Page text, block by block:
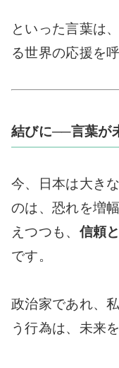
といった言葉は
る世界の応援を
結びに──言葉が
今、日本は大き
のは、恐れを増
えつつも、 信頼
です。
政治家であれ、
う行為は、未来